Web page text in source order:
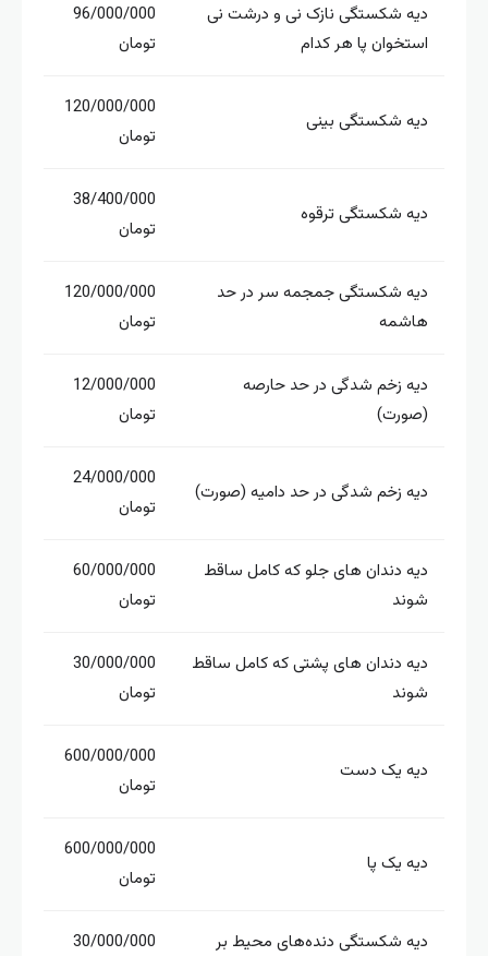
دیه شکستگی نازک نی و درشت نی
استخوان پا هر کدام
96/000/000
تومان
دیه شکستگی بینی
120/000/000
تومان
دیه شکستگی ترقوه
38/400/000
تومان
دیه شکستگی جمجمه سر در حد
هاشمه
120/000/000
تومان
دیه زخم شدگی در حد حارصه
(صورت)
12/000/000
تومان
دیه زخم شدگی در حد دامیه (صورت)
24/000/000
تومان
دیه دندان‌ های جلو که کامل ساقط
شوند
60/000/000
تومان
دیه دندان‌ های پشتی که کامل ساقط
شوند
30/000/000
تومان
دیه یک دست
600/000/000
تومان
دیه یک پا
600/000/000
تومان
دیه شکستگی دنده‌های محیط بر
30/000/000